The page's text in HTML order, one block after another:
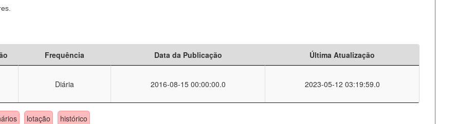
Frequência Data da Publicação Última Atualização
Diária 2016-08-15 00:00:00.0 2023-05-12 03:19:59.0
lotação histórico